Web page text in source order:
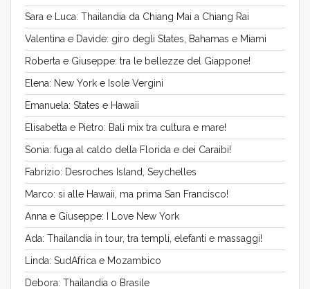
Sara e Luca: Thailandia da Chiang Mai a Chiang Rai
Valentina e Davide: giro degli States, Bahamas e Miami
Roberta e Giuseppe: tra le bellezze del Giappone!
Elena: New York e Isole Vergini
Emanuela: States e Hawaii
Elisabetta e Pietro: Bali mix tra cultura e mare!
Sonia: fuga al caldo della Florida e dei Caraibi!
Fabrizio: Desroches Island, Seychelles
Marco: si alle Hawaii, ma prima San Francisco!
Anna e Giuseppe: I Love New York
Ada: Thailandia in tour, tra templi, elefanti e massaggi!
Linda: SudAfrica e Mozambico
Debora: Thailandia o Brasile